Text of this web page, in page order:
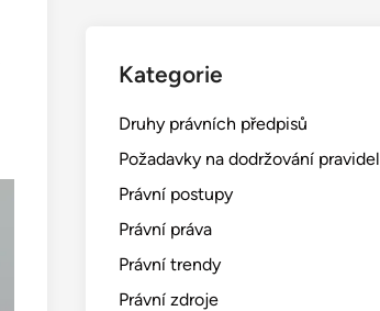
Kategorie
Druhy právních předpisů
Požadavky na dodržování pravidel
Právní postupy
Právní práva
Právní trendy
Právní zdroje